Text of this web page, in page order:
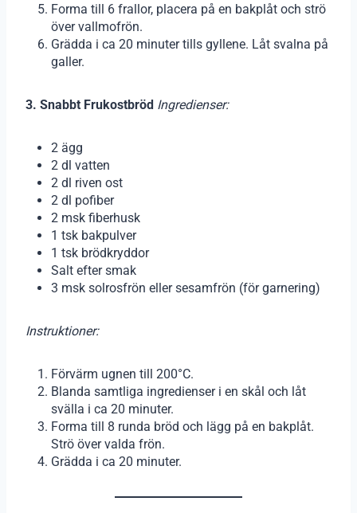
Forma till 6 frallor, placera på en bakplåt och strö
över vallmofrön.
Grädda i ca 20 minuter tills gyllene. Låt svalna på
galler.
3. Snabbt Frukostbröd Ingredienser:
2 ägg
2 dl vatten
2 dl riven ost
2 dl pofiber
2 msk fiberhusk
1 tsk bakpulver
1 tsk brödkryddor
Salt efter smak
3 msk solrosfrön eller sesamfrön (för garnering)
Instruktioner:
Förvärm ugnen till 200°C.
Blanda samtliga ingredienser i en skål och låt
svälla i ca 20 minuter.
Forma till 8 runda bröd och lägg på en bakplåt.
Strö över valda frön.
Grädda i ca 20 minuter.